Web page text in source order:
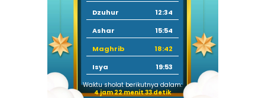
Dzuhur
12:34
Ashar
15:54
Maghrib
18:42
Isya
19:53
Waktu sholat berikutnya dalam:
4 jam 22 menit 33 detik